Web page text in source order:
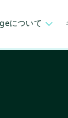
について